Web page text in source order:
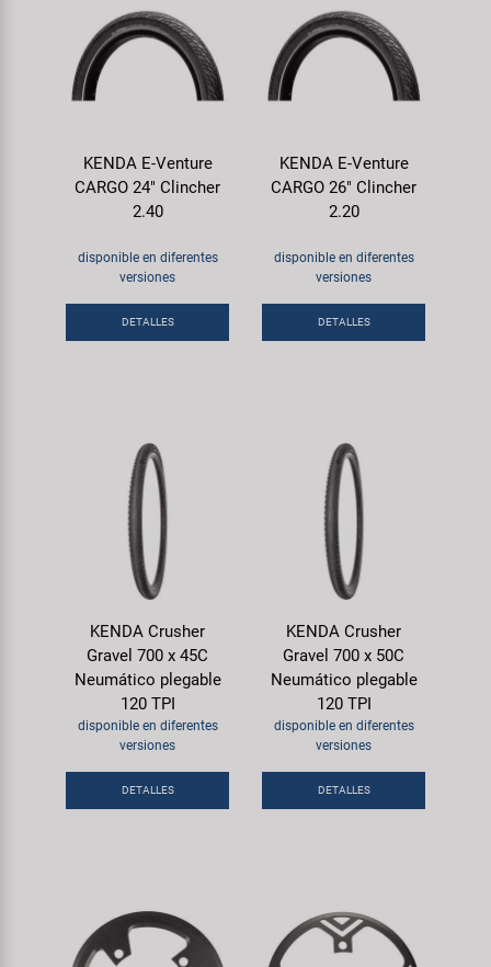
KENDA E-Venture
CARGO 24" Clincher
2.40
disponible en diferentes
versiones
DETALLES
KENDA E-Venture
CARGO 26" Clincher
2.20
disponible en diferentes
versiones
DETALLES
KENDA Crusher
Gravel 700 x 45C
Neumático plegable
120 TPI
disponible en diferentes
versiones
DETALLES
KENDA Crusher
Gravel 700 x 50C
Neumático plegable
120 TPI
disponible en diferentes
versiones
DETALLES